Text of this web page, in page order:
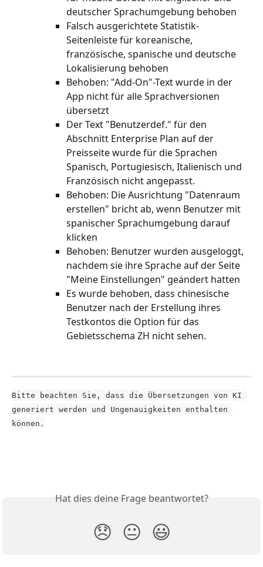
deutscher Sprachumgebung behoben
Falsch ausgerichtete Statistik-
Seitenleiste für koreanische,
französische, spanische und deutsche
Lokalisierung behoben
Behoben: "Add-On"-Text wurde in der
App nicht für alle Sprachversionen
übersetzt
Der Text "Benutzerdef." für den
Abschnitt Enterprise Plan auf der
Preisseite wurde für die Sprachen
Spanisch, Portugiesisch, Italienisch und
Französisch nicht angepasst.
Behoben: Die Ausrichtung "Datenraum
erstellen" bricht ab, wenn Benutzer mit
spanischer Sprachumgebung darauf
klicken
Behoben: Benutzer wurden ausgeloggt,
nachdem sie ihre Sprache auf der Seite
"Meine Einstellungen" geändert hatten
Es wurde behoben, dass chinesische
Benutzer nach der Erstellung ihres
Testkontos die Option für das
Gebietsschema ZH nicht sehen.
Bitte beachten Sie, dass die Übersetzungen von KI
generiert werden und Ungenauigkeiten enthalten
können.
Hat dies deine Frage beantwortet?
😞 😐 😃